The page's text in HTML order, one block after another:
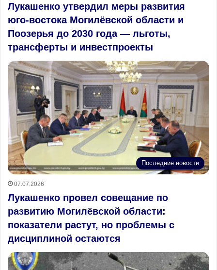
Лукашенко утвердил меры развития
юго‑востока Могилёвской области и
Поозерья до 2030 года — льготы,
трансферты и инвестпроекты
Последние новости
07.07.2026
Лукашенко провел совещание по
развитию Могилёвской области:
показатели растут, но проблемы с
дисциплиной остаются